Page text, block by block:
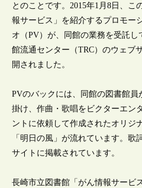
とのことです。2015年1月8日、こ
報サービス」を紹介するプロモー
オ（PV）が、同館の業務を受託し
館流通センター（TRC）のウェブ
開されました。
PVのバックには、同館の図書館員
掛け、作曲・歌唱をビクターエン
ントに依頼して作成されたオリジ
「明日の風」が流れています。歌
サイトに掲載されています。
長崎市立図書館「がん情報サービ